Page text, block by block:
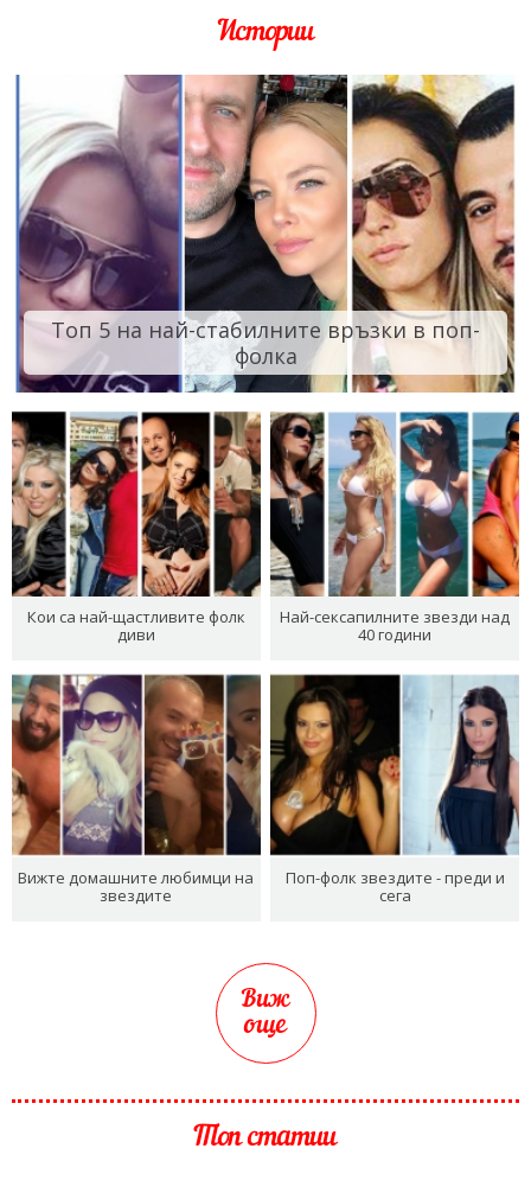
Истории
Топ 5 на най-стабилните връзки в поп-
фолка
Кои са най-щастливите фолк
диви
Най-сексапилните звезди над
40 години
Вижте домашните любимци на
звездите
Поп-фолк звездите - преди и
сега
Виж
още
Топ статии